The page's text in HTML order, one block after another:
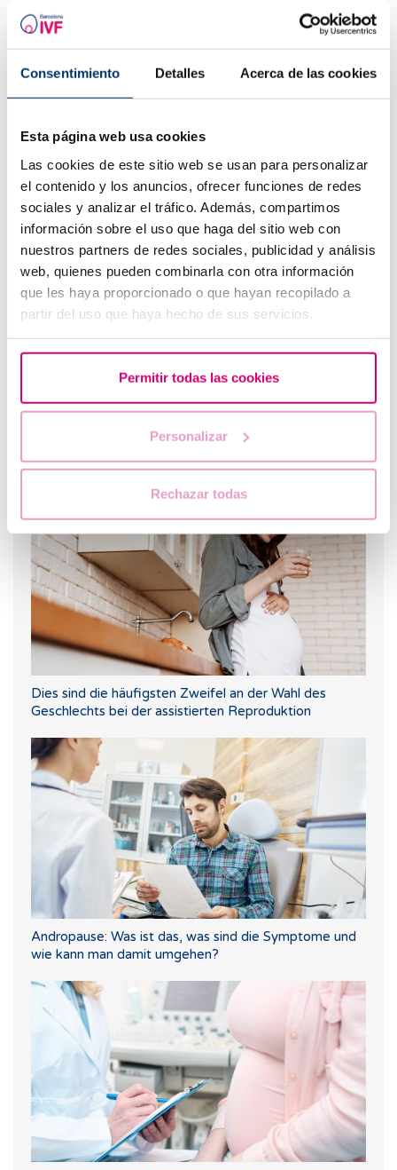
Consentimiento Detalles Acerca de las cookies
Esta página web usa cookies
Las cookies de este sitio web se usan para personalizar
el contenido y los anuncios, ofrecer funciones de redes
sociales y analizar el tráfico. Además, compartimos
información sobre el uso que haga del sitio web con
nuestros partners de redes sociales, publicidad y análisis
web, quienes pueden combinarla con otra información
que les haya proporcionado o que hayan recopilado a
partir del uso que haya hecho de sus servicios.
Permitir todas las cookies
Personalizar
Rechazar todas
Welche Unterleibsschmerzen sind normal und welche
geben im Hinblick auf Fruchtbarkeit Anlass zur Sorge?
Eierstöcken habe oder gehabt habe?
Dies sind die häufigsten Zweifel an der Wahl des
Geschlechts bei der assistierten Reproduktion
Andropause: Was ist das, was sind die Symptome und
wie kann man damit umgehen?